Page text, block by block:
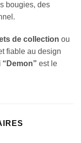
bougies, des
de collection ou
fiable au design
est le